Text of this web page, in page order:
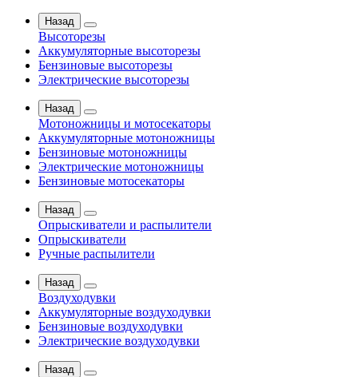
Назад
Высоторезы
Аккумуляторные высоторезы
Бензиновые высоторезы
Электрические высоторезы
Назад
Мотоножницы и мотосекаторы
Аккумуляторные мотоножницы
Бензиновые мотоножницы
Электрические мотоножницы
Бензиновые мотосекаторы
Назад
Опрыскиватели и распылители
Опрыскиватели
Ручные распылители
Назад
Воздуходувки
Аккумуляторные воздуходувки
Бензиновые воздуходувки
Электрические воздуходувки
Назад